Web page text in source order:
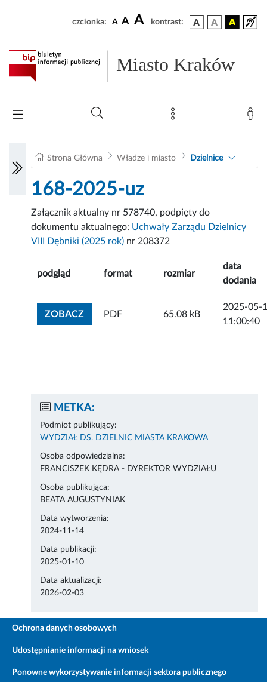
czcionka: A A A kontrast:
Miasto Kraków
Strona Główna Władze i miasto Dzielnice
168-2025-uz
Załącznik aktualny nr 578740, podpięty do
dokumentu aktualnego: Uchwały Zarządu Dzielnicy
VIII Dębniki (2025 rok) nr 208372
podgląd format rozmiar
data
dodania
ZOBACZZOBACZ ZAŁĄCZNIK
PDF 65.08 kB
2025-05-
11:00:40
METKA:
Podmiot publikujący:
WYDZIAŁ DS. DZIELNIC MIASTA KRAKOWA
Osoba odpowiedzialna:
FRANCISZEK KĘDRA - DYREKTOR WYDZIAŁU
Osoba publikująca:
BEATA AUGUSTYNIAK
Data wytworzenia:
2024-11-14
Data publikacji:
2025-01-10
Data aktualizacji:
2026-02-03
Ochrona danych osobowych
Udostępnianie informacji na wniosek
Ponowne wykorzystywanie informacji sektora publicznego